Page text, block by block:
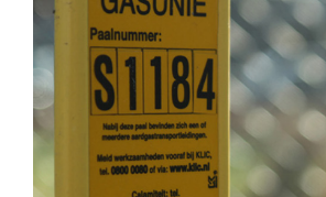
Gasunie – IDS als basis
gepersonaliseerd